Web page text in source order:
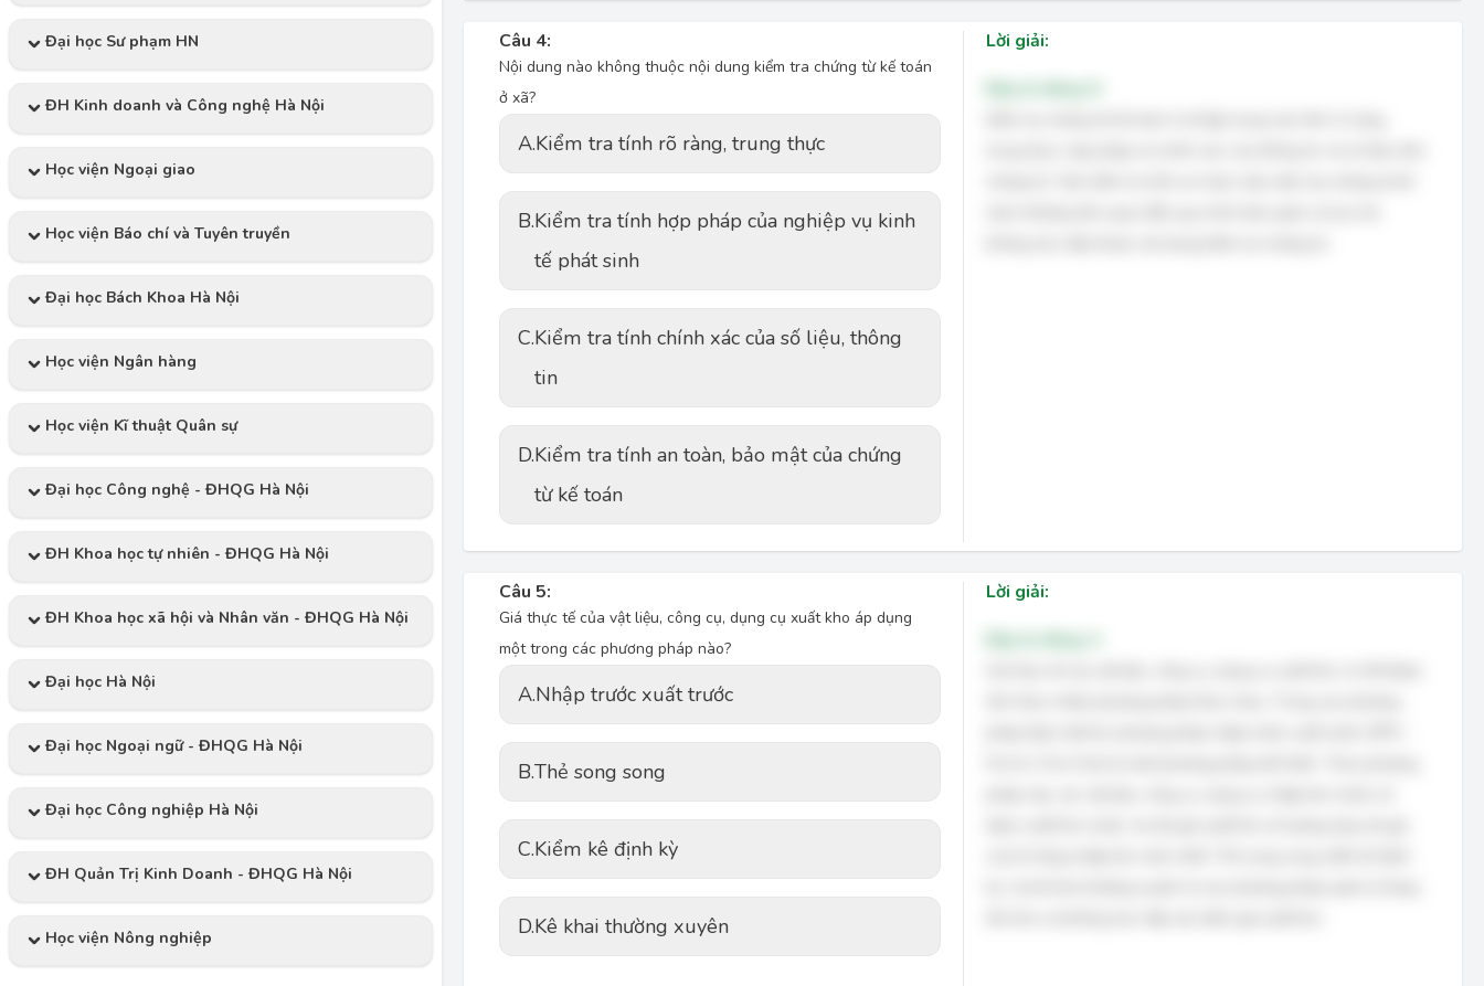
Đại học Sư phạm HN
ĐH Kinh doanh và Công nghệ Hà Nội
Học viện Ngoại giao
Học viện Báo chí và Tuyên truyền
Đại học Bách Khoa Hà Nội
Học viện Ngân hàng
Học viện Kĩ thuật Quân sự
Đại học Công nghệ - ĐHQG Hà Nội
ĐH Khoa học tự nhiên - ĐHQG Hà Nội
ĐH Khoa học xã hội và Nhân văn - ĐHQG Hà Nội
Đại học Hà Nội
Đại học Ngoại ngữ - ĐHQG Hà Nội
Đại học Công nghiệp Hà Nội
ĐH Quản Trị Kinh Doanh - ĐHQG Hà Nội
Học viện Nông nghiệp
Câu 4:
Nội dung nào không thuộc nội dung kiểm tra chứng từ kế toán
ở xã?
A.Kiểm tra tính rõ ràng, trung thực
B.Kiểm tra tính hợp pháp của nghiệp vụ kinh
tế phát sinh
C.Kiểm tra tính chính xác của số liệu, thông
tin
D.Kiểm tra tính an toàn, bảo mật của chứng
từ kế toán
Lời giải:
Câu 5:
Giá thực tế của vật liệu, công cụ, dụng cụ xuất kho áp dụng
một trong các phương pháp nào?
A.Nhập trước xuất trước
B.Thẻ song song
C.Kiểm kê định kỳ
D.Kê khai thường xuyên
Lời giải: